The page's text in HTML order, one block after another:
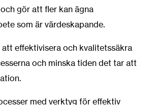
gör att fler kan ägna
som är värdeskapande.
effektivisera och kvalitetssäkra
och minska tiden det tar att
med verktyg för effektiv